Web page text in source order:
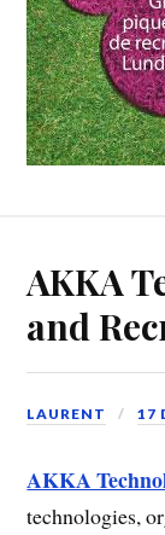
AKKA
and
LAURENT 17
AKKA
technologies,